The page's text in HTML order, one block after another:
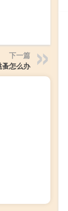
下一篇
怎么办